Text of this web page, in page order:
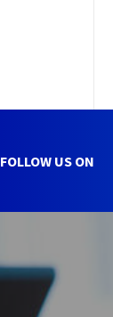
FOLLOW US ON